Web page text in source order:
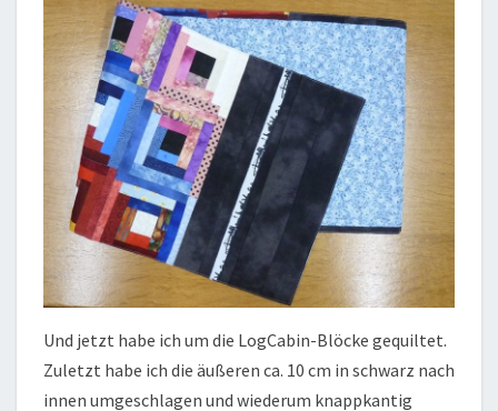
Und jetzt habe ich um die LogCabin-Blöcke gequiltet.
Zuletzt habe ich die äußeren ca. 10 cm in schwarz nach
innen umgeschlagen und wiederum knappkantig